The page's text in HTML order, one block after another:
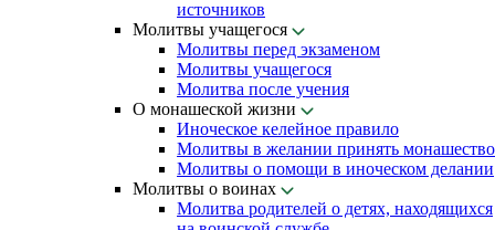
источников
Молитвы учащегося
Молитвы перед экзаменом
Молитвы учащегося
Молитва после учения
О монашеской жизни
Иноческое келейное правило
Молитвы в желании принять монашество
Молитвы о помощи в иноческом делании
Молитвы о воинах
Молитва родителей о детях, находящихся